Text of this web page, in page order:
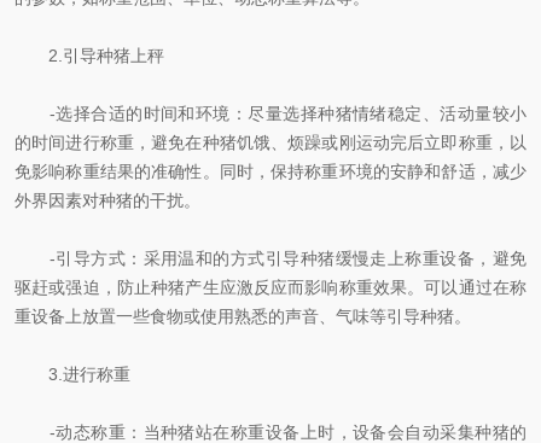
2.引导种猪上秤
-选择合适的时间和环境：尽量选择种猪情绪稳定、活动量较小
的时间进行称重，避免在种猪饥饿、烦躁或刚运动完后立即称重，以
免影响称重结果的准确性。同时，保持称重环境的安静和舒适，减少
外界因素对种猪的干扰。
-引导方式：采用温和的方式引导种猪缓慢走上称重设备，避免
驱赶或强迫，防止种猪产生应激反应而影响称重效果。可以通过在称
重设备上放置一些食物或使用熟悉的声音、气味等引导种猪。
3.进行称重
-动态称重：当种猪站在称重设备上时，设备会自动采集种猪的